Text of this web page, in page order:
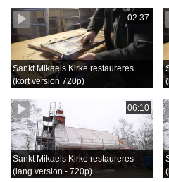
02:37
Sankt Mikaels Kirke restaureres
(kort version 720p)
06:10
Sankt Mikaels Kirke restaureres
(lang version - 720p)